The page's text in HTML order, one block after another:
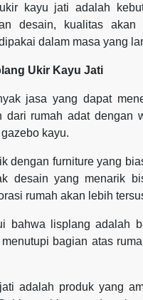
kayu jati adalah
desain, kualitas
dalam masa yang
Ukir Kayu Jati
jasa yang dapat
dari rumah adat dengan
kayu.
dengan furniture yang
desain yang menarik
rumah akan lebih
bahwa lisplang adalah
menutupi bagian atas
adalah produk yang